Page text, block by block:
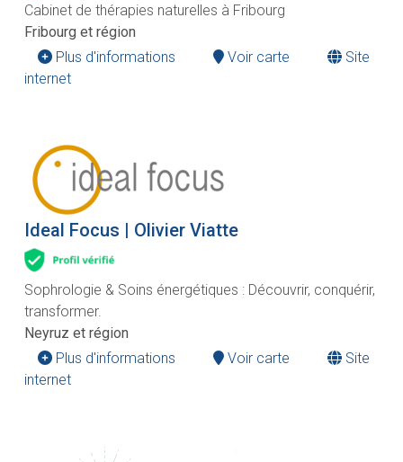
Cabinet de thérapies naturelles à Fribourg
Fribourg et région
Plus d'informations
Voir carte
Site
internet
Ideal Focus | Olivier Viatte
Sophrologie & Soins énergétiques : Découvrir, conquérir,
transformer.
Neyruz et région
Plus d'informations
Voir carte
Site
internet